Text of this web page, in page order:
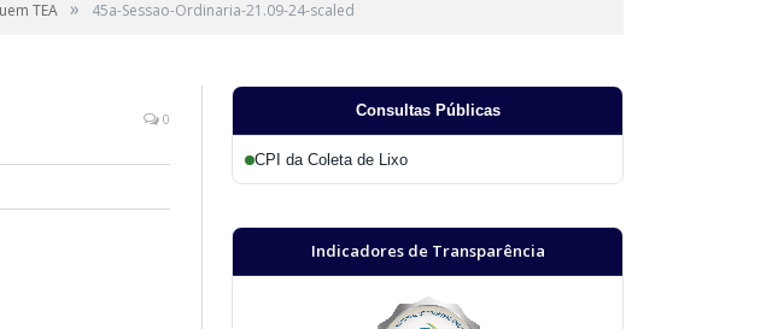
TEA » 45a-Sessao-Ordinaria-21.09-24-scaled
0 Consultas Públicas
CPI da Coleta de Lixo
Indicadores de Transparência